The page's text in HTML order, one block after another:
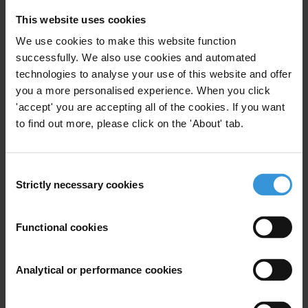
This website uses cookies
We use cookies to make this website function
successfully. We also use cookies and automated
technologies to analyse your use of this website and offer
you a more personalised experience. When you click
'accept' you are accepting all of the cookies. If you want
to find out more, please click on the 'About' tab.
Selection
Strictly necessary cookies
Functional cookies
Analytical or performance cookies
acceso a las herramientas para combatir la corrupción en las
empresas, estas deben acelerar su implementación.
La falta de confianza en la ética corporativa que se evidenció
durante la actual crisis económica hace más urgente aún la necesidad
de promover mecanismos contra la corrupción como parte integral
de las operaciones de una compañía.
posibilidad de pagar multas millonarias y de perder en el largo plazo
directores ejecutivos con visión de futuro ya están actuando
enérgicamente contra la corrupción y reduciendo los riesgos para
integridad como eje de sus operaciones.
La integridad corporativa es mucho más que la sostenibilidad de los